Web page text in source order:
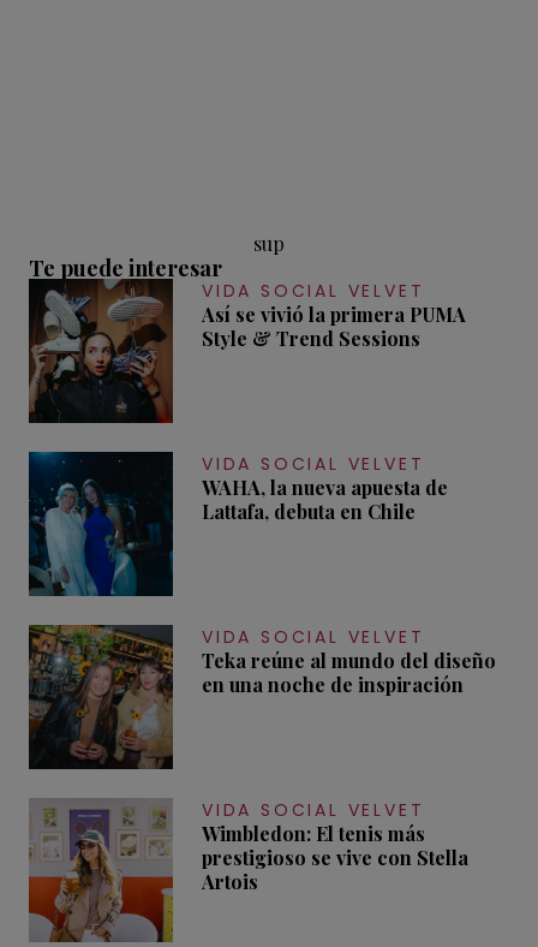
sup
Te puede interesar
VIDA SOCIAL VELVET
Así se vivió la primera PUMA
Style & Trend Sessions
VIDA SOCIAL VELVET
WAHA, la nueva apuesta de
Lattafa, debuta en Chile
VIDA SOCIAL VELVET
Teka reúne al mundo del diseño
en una noche de inspiración
VIDA SOCIAL VELVET
Wimbledon: El tenis más
prestigioso se vive con Stella
Artois